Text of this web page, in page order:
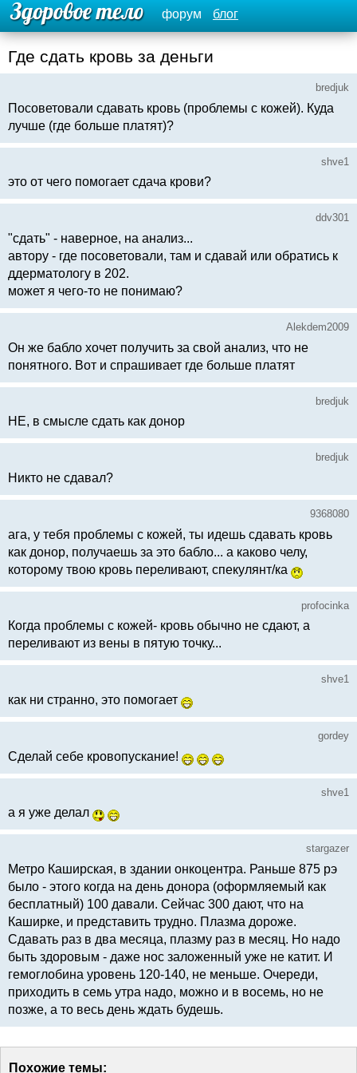
форум блог
Где сдать кровь за деньги
bredjuk
Посоветовали сдавать кровь (проблемы с кожей). Куда
лучше (где больше платят)?
shve1
это от чего помогает сдача крови?
ddv301
"сдать" - наверное, на анализ...
автору - где посоветовали, там и сдавай или обратись к
ддерматологу в 202.
может я чего-то не понимаю?
Alekdem2009
Он же бабло хочет получить за свой анализ, что не
понятного. Вот и спрашивает где больше платят
bredjuk
НЕ, в смысле сдать как донор
bredjuk
Никто не сдавал?
9368080
ага, у тебя проблемы с кожей, ты идешь сдавать кровь
как донор, получаешь за это бабло... а каково челу,
которому твою кровь переливают, спекулянт/ка
profocinka
Когда проблемы с кожей- кровь обычно не сдают, а
переливают из вены в пятую точку...
shve1
как ни странно, это помогает
gordey
Сделай себе кровопускание!
shve1
а я уже делал
stargazer
Метро Каширская, в здании онкоцентра. Раньше 875 рэ
было - этого когда на день донора (оформляемый как
бесплатный) 100 давали. Сейчас 300 дают, что на
Каширке, и представить трудно. Плазма дороже.
Сдавать раз в два месяца, плазму раз в месяц. Но надо
быть здоровым - даже нос заложенный уже не катит. И
гемоглобина уровень 120-140, не меньше. Очереди,
приходить в семь утра надо, можно и в восемь, но не
позже, а то весь день ждать будешь.
Похожие темы: